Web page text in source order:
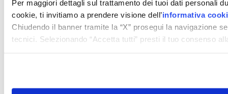
Per maggiori dettagli sul trattamento dei tuoi dati personali
cookie, ti invitiamo a prendere visione dell’informativa
Chiudendo il banner tramite la “X” prosegui la navigazione
tecnici. Selezionando “Accetta tutti” presti il tuo consenso